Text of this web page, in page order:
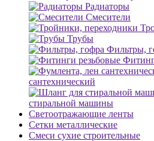
Радиаторы
Смесители
Трубы
Фильтры,
сантехнический
стиральной машины
Светоотражающие ленты
Сетки металлические
Смеси сухие строительные